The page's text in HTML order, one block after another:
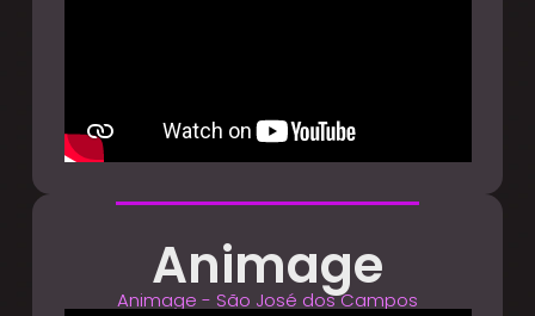
Animage
Animage - São José dos Campos